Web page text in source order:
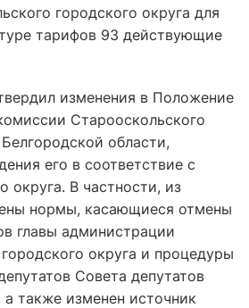
городского округа для
тарифов 93 действующие
изменения в Положение
Старооскольского
области,
его в соответствие с
округа. В частности, из
нормы, касающиеся отмены
главы администрации
округа и процедуры
Совета депутатов
а также изменен источник